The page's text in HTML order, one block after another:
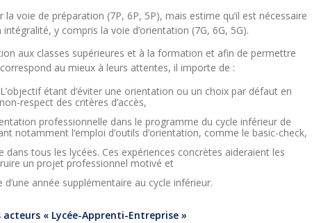
voie de préparation (7P, 6P, 5P), mais estime qu’il est nécessaire
y compris la voie d’orientation (7G, 6G, 5G).
aux classes supérieures et à la formation et afin de permettre
au mieux à leurs attentes, il importe de :
étant d’éviter une orientation ou un choix par défaut en
respect des critères d’accès,
professionnelle dans le programme du cycle inférieur de
notamment l’emploi d’outils d’orientation, comme le basic-check,
dans tous les lycées. Ces expériences concrètes aideraient les
un projet professionnel motivé et
année supplémentaire au cycle inférieur.
« Lycée-Apprenti-Entreprise »